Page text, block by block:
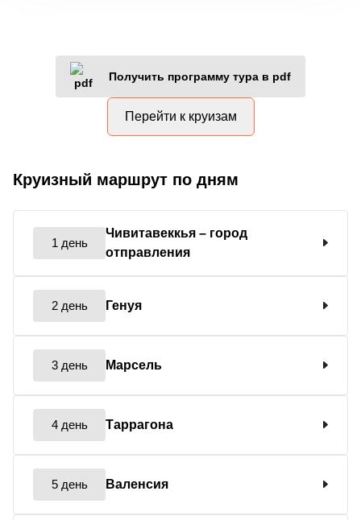
Получить программу тура в pdf
Перейти к круизам
Круизный маршрут по дням
1 день
Чивитавеккья – город
отправления
2 день Генуя
3 день Марсель
4 день Таррагона
5 день Валенсия